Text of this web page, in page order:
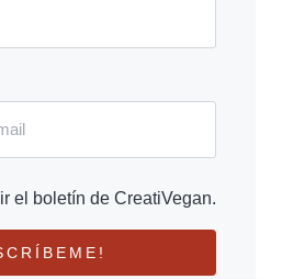
el boletín de CreatiVegan.